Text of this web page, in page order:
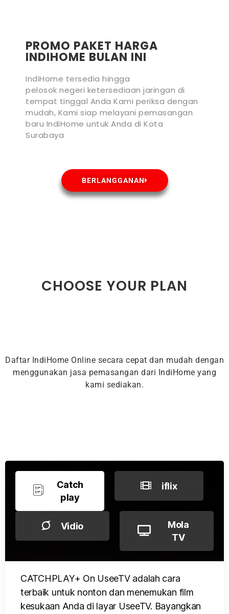
PROMO PAKET HARGA
INDIHOME BULAN INI
IndiHome tersedia hingga
pelosok negeri ketersediaan jaringan di
tempat tinggal Anda Kami periksa dengan
mudah, Kami siap melayani pemasangan
baru IndiHome untuk Anda di Kota
Surabaya
BERLANGGANAN
CHOOSE YOUR PLAN
Daftar IndiHome Online secara cepat dan mudah dengan
menggunakan jasa pemasangan dari IndiHome yang
kami sediakan.
Catch
play
iflix
Vidio
Mola
TV
CATCHPLAY+ On UseeTV adalah cara
terbaik untuk nonton dan menemukan film
kesukaan Anda di layar UseeTV. Bayangkan